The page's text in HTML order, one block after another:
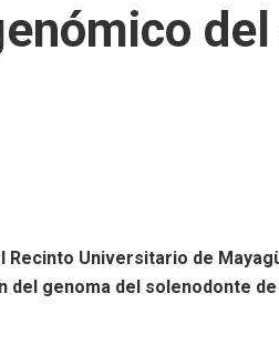
Universitario de
genoma del solenodonte de